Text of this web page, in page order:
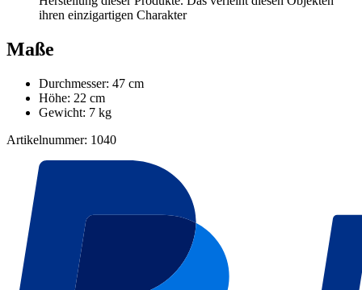
ihren einzigartigen Charakter
Maße
Durchmesser: 47 cm
Höhe: 22 cm
Gewicht: 7 kg
Artikelnummer: 1040